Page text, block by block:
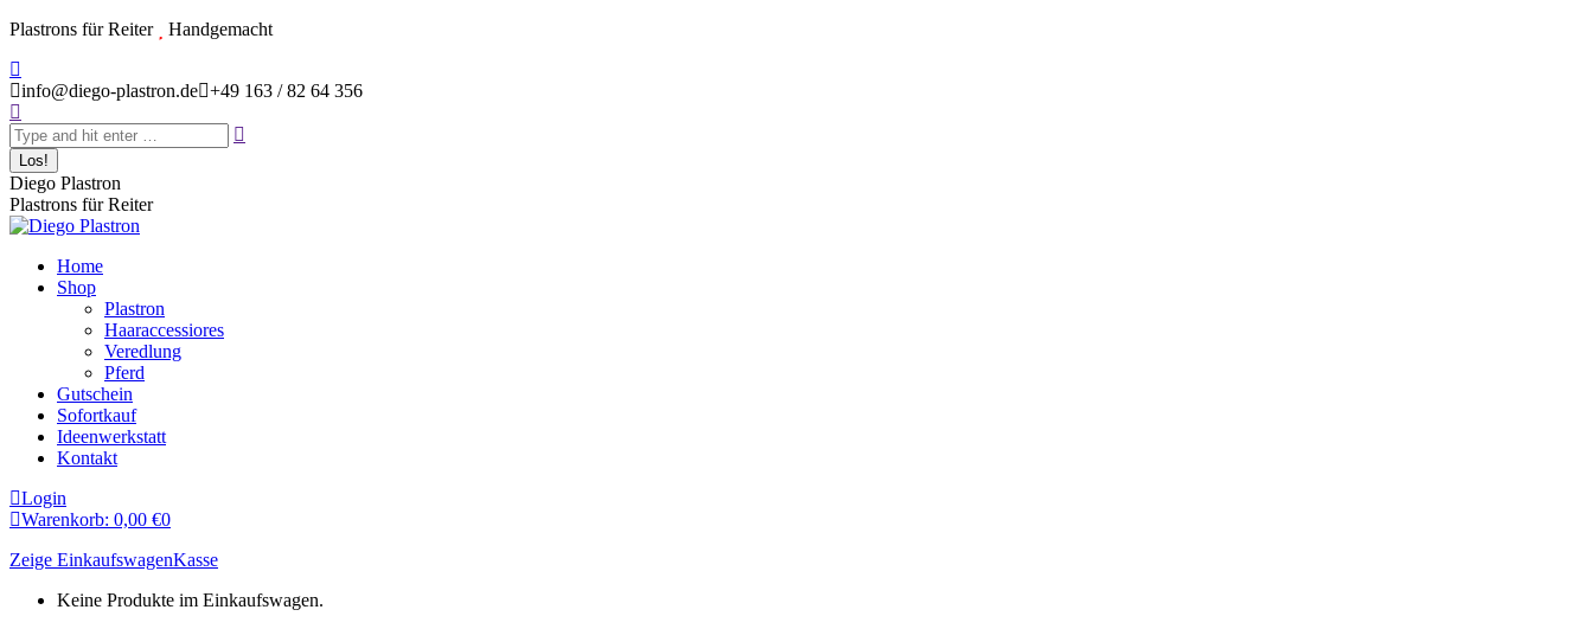
Zum
springen
Plastrons für Reiter
Handgemacht
page
in
new
window
info@diego-plastron.de +49 163 / 82 64 356
Search:
Diego Plastron
Plastrons für Reiter
Home
Shop
Plastron
Haaraccessiores
Veredlung
Pferd
Gutschein
Sofortkauf
Ideenwerkstatt
Kontakt
Login
Warenkorb: 0,00 €0
Zeige EinkaufswagenKasse
Keine Produkte im Einkaufswagen.